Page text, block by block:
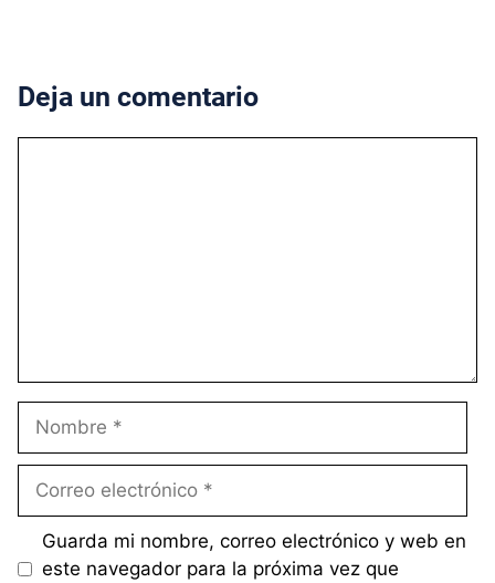
Deja un comentario
electrónico
Guarda mi nombre, correo electrónico y web en
este navegador para la próxima vez que